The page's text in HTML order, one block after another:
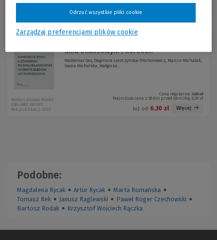
dniu bilansowym i korekt...
Waldemar Gos, Dagmara Leszczyńska-Trochonowicz, Marcin Michalak,
Iwona Michalska, Małgorza...
Cena regularna: 9,00 zł
Najniższa cena z 30 dni przed obniżką: 6,30 zł
Już od: 6,30 zł Więcej
Wolters Kluwer Polska
EBO-0992 W01P01
Rok publikacji: 2013
Podobne:
Magdalena Rycak ● Artur Rycak ● Marta Romańska ●
Tomasz Rek ● Janusz Raglewski ● Paweł Roger Czechowski ●
Bartosz Rodak ● Krzysztof Wojciech Rączka
Zarządzaj preferencjami plików cookie
Odrzuć wszystkie pliki cookie